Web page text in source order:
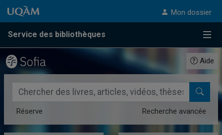
Passer au contenu
Accéder au menu principal
Accéder à la recherche
Passer au contenu
Accéder au menu principal
Mon dossier
Service des bibliothèques
Aide
Rechercher dans le catalogue des bibliothèques de l'UQAM
Réserve Recherche avancée